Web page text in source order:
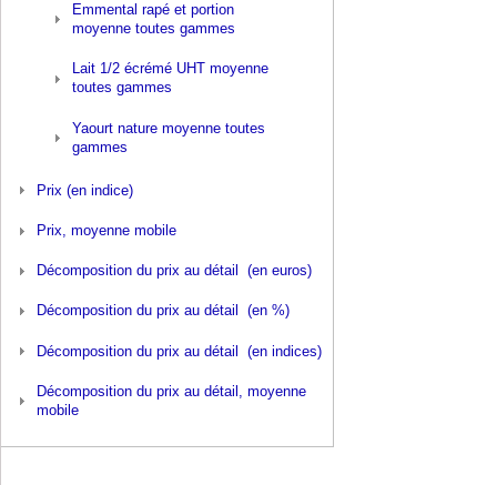
Emmental rapé et portion
moyenne toutes gammes
Lait 1/2 écrémé UHT moyenne
toutes gammes
Yaourt nature moyenne toutes
gammes
Prix (en indice)
Prix, moyenne mobile
Décomposition du prix au détail (en euros)
Décomposition du prix au détail (en %)
Décomposition du prix au détail (en indices)
Décomposition du prix au détail, moyenne
mobile